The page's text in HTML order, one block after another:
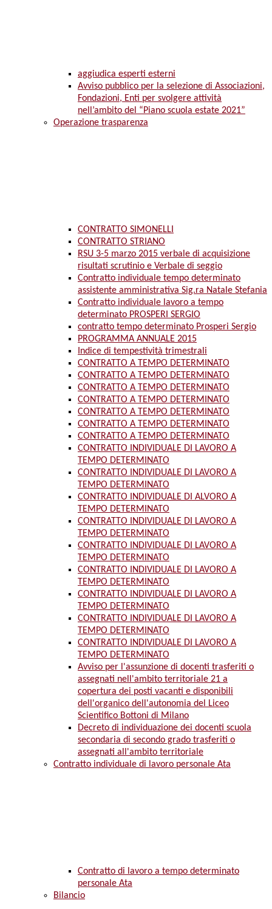
aggiudica esperti esterni
Avviso pubblico per la selezione di Associazioni,
Fondazioni, Enti per svolgere attività
nell’ambito del “Piano scuola estate 2021”
Operazione trasparenza
CONTRATTO SIMONELLI
CONTRATTO STRIANO
RSU 3-5 marzo 2015 verbale di acquisizione
risultati scrutinio e Verbale di seggio
Contratto individuale tempo determinato
assistente amministrativa Sig.ra Natale Stefania
Contratto individuale lavoro a tempo
determinato PROSPERI SERGIO
contratto tempo determinato Prosperi Sergio
PROGRAMMA ANNUALE 2015
Indice di tempestività trimestrali
CONTRATTO A TEMPO DETERMINATO
CONTRATTO A TEMPO DETERMINATO
CONTRATTO A TEMPO DETERMINATO
CONTRATTO A TEMPO DETERMINATO
CONTRATTO A TEMPO DETERMINATO
CONTRATTO A TEMPO DETERMINATO
CONTRATTO A TEMPO DETERMINATO
CONTRATTO INDIVIDUALE DI LAVORO A
TEMPO DETERMINATO
CONTRATTO INDIVIDUALE DI LAVORO A
TEMPO DETERMINATO
CONTRATTO INDIVIDUALE DI ALVORO A
TEMPO DETERMINATO
CONTRATTO INDIVIDUALE DI LAVORO A
TEMPO DETERMINATO
CONTRATTO INDIVIDUALE DI LAVORO A
TEMPO DETERMINATO
CONTRATTO INDIVIDUALE DI LAVORO A
TEMPO DETERMINATO
CONTRATTO INDIVIDUALE DI LAVORO A
TEMPO DETERMINATO
CONTRATTO INDIVIDUALE DI LAVORO A
TEMPO DETERMINATO
CONTRATTO INDIVIDUALE DI LAVORO A
TEMPO DETERMINATO
Avviso per l'assunzione di docenti trasferiti o
assegnati nell'ambito territoriale 21 a
copertura dei posti vacanti e disponibili
dell'organico dell'autonomia del Liceo
Scientifico Bottoni di Milano
Decreto di individuazione dei docenti scuola
secondaria di secondo grado trasferiti o
assegnati all'ambito territoriale
Contratto individuale di lavoro personale Ata
Contratto di lavoro a tempo determinato
personale Ata
Bilancio